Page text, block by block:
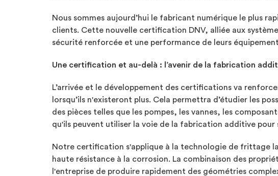
Nous sommes aujourd’hui le fabricant numérique le plus
clients. Cette nouvelle certification DNV, alliée aux
sécurité renforcée et une performance de leurs
Une certification et au-delà : l’avenir de la fabrication
L’arrivée et le développement des certifications va
lorsqu’ils n'existeront plus. Cela permettra d’étudier les
des pièces telles que les pompes, les vannes, les
qu'ils peuvent utiliser la voie de la fabrication additive
Notre certification s'applique à la technologie de frittage
haute résistance à la corrosion. La combinaison des
l'entreprise de produire rapidement des géométries